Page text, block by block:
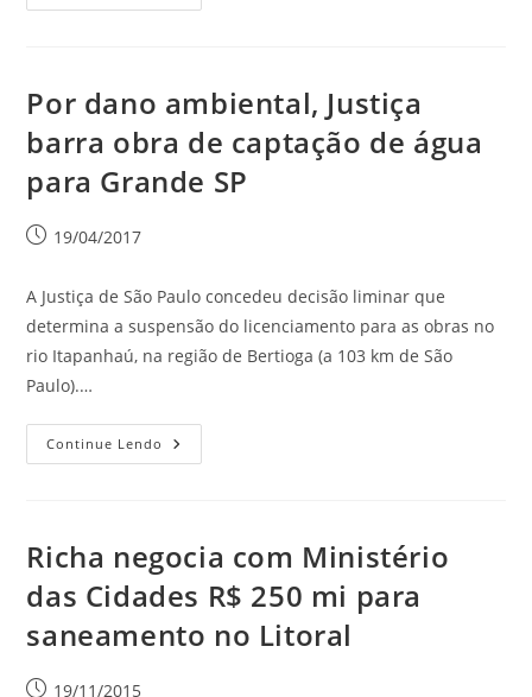
Por dano ambiental, Justiça
barra obra de captação de água
para Grande SP
19/04/2017
A Justiça de São Paulo concedeu decisão liminar que
determina a suspensão do licenciamento para as obras no
rio Itapanhaú, na região de Bertioga (a 103 km de São
Paulo).…
Continue Lendo
Richa negocia com Ministério
das Cidades R$ 250 mi para
saneamento no Litoral
19/11/2015